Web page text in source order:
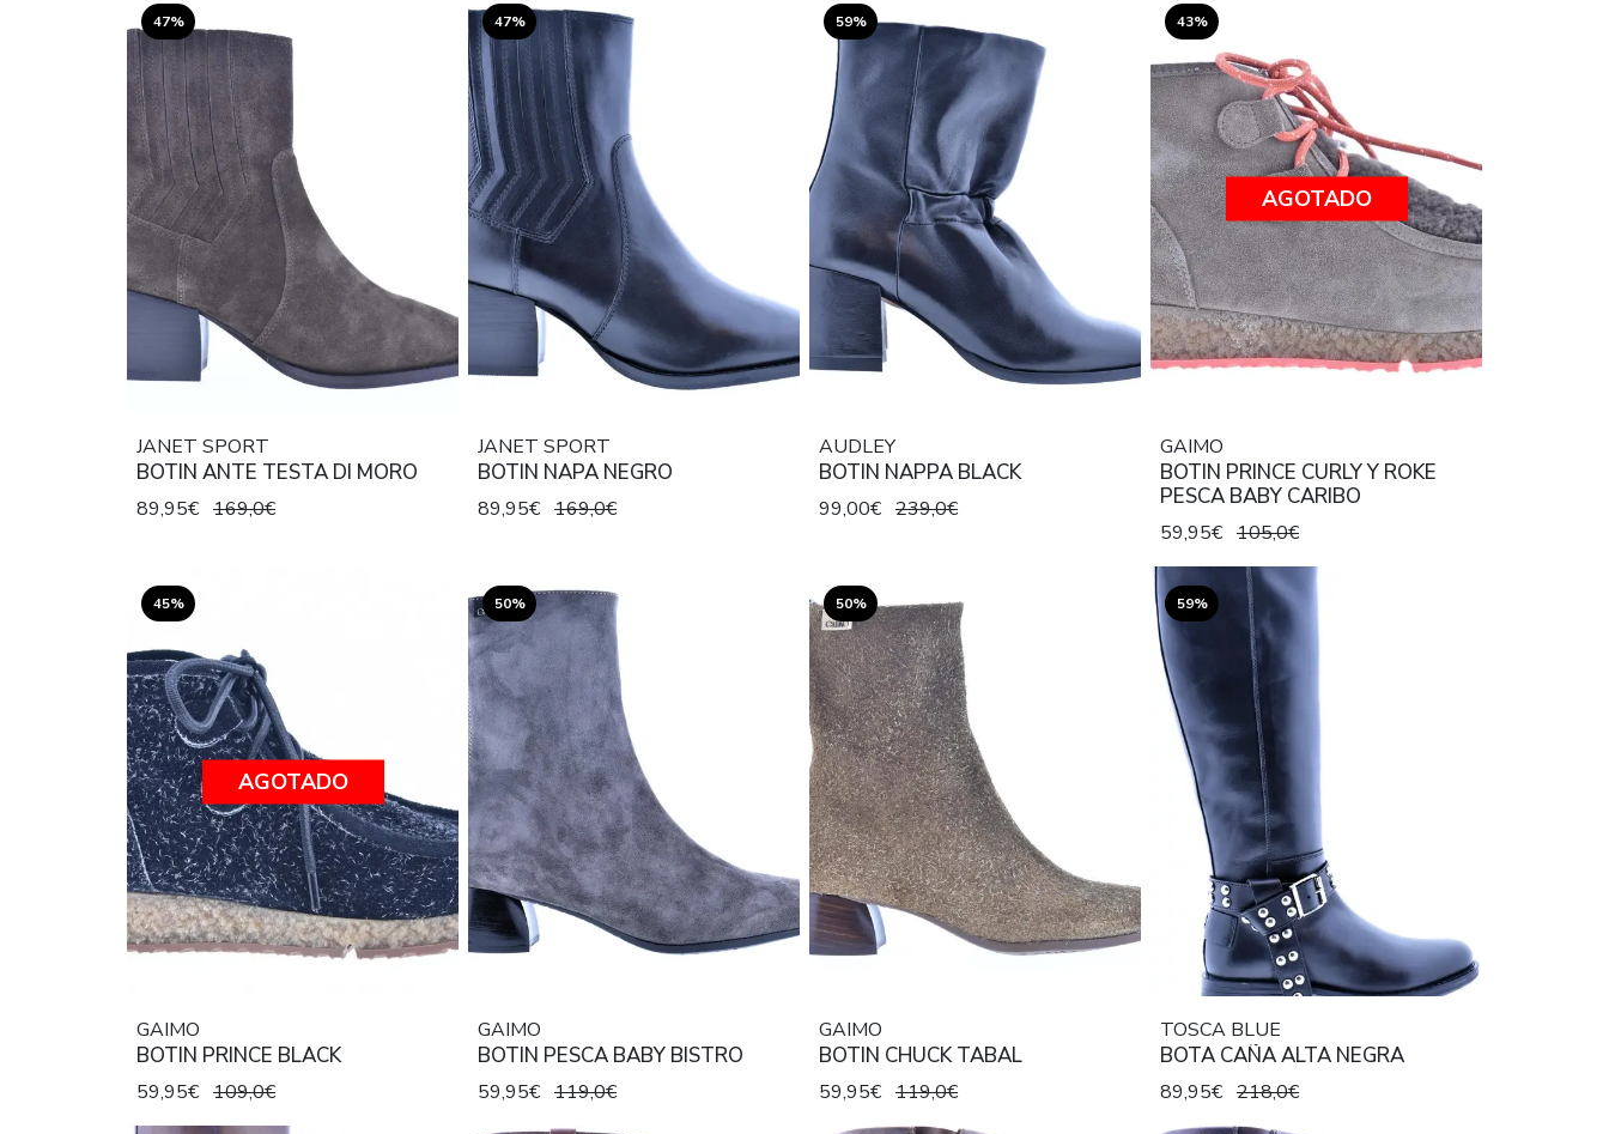
47%
JANET SPORT
BOTIN ANTE TESTA DI MORO
89,95€ 169,0€
47%
JANET SPORT
BOTIN NAPA NEGRO
89,95€ 169,0€
59%
AUDLEY
BOTIN NAPPA BLACK
99,00€ 239,0€
43%
AGOTADO
GAIMO
BOTIN PRINCE CURLY Y ROKE
PESCA BABY CARIBO
59,95€ 105,0€
45%
AGOTADO
GAIMO
BOTIN PRINCE BLACK
59,95€ 109,0€
50%
GAIMO
BOTIN PESCA BABY BISTRO
59,95€ 119,0€
50%
GAIMO
BOTIN CHUCK TABAL
59,95€ 119,0€
59%
TOSCA BLUE
BOTA CAÑA ALTA NEGRA
89,95€ 218,0€